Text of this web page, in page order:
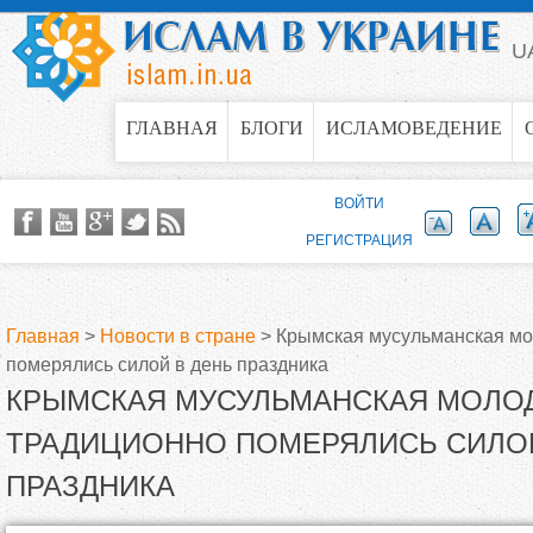
Jump to navigation
ГЛАВНАЯ БЛОГИ ИСЛАМОВЕДЕНИЕ
В
ы
з
Главная > Новости в стране > Крымская мусульманская
померялись силой в день праздника
КРЫМСКАЯ МУСУЛЬМАНСКАЯ
ТРАДИЦИОННО ПОМЕРЯЛИСЬ
ПРАЗДНИКА
ВОЙТИ
РЕГИСТРАЦИЯ